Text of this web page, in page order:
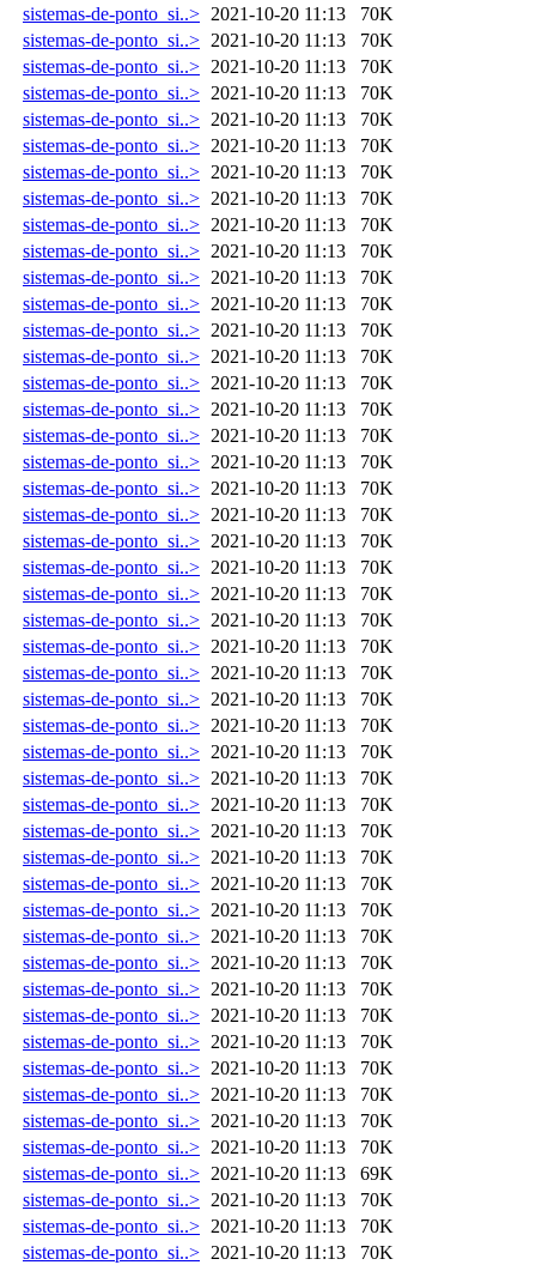
sistemas-de-ponto_si..> 2021-10-20 11:13
70K
sistemas-de-ponto_si..> 2021-10-20 11:13
70K
sistemas-de-ponto_si..> 2021-10-20 11:13
70K
sistemas-de-ponto_si..> 2021-10-20 11:13
70K
sistemas-de-ponto_si..> 2021-10-20 11:13
70K
sistemas-de-ponto_si..> 2021-10-20 11:13
70K
sistemas-de-ponto_si..> 2021-10-20 11:13
70K
sistemas-de-ponto_si..> 2021-10-20 11:13
70K
sistemas-de-ponto_si..> 2021-10-20 11:13
70K
sistemas-de-ponto_si..> 2021-10-20 11:13
70K
sistemas-de-ponto_si..> 2021-10-20 11:13
70K
sistemas-de-ponto_si..> 2021-10-20 11:13
70K
sistemas-de-ponto_si..> 2021-10-20 11:13
70K
sistemas-de-ponto_si..> 2021-10-20 11:13
70K
sistemas-de-ponto_si..> 2021-10-20 11:13
70K
sistemas-de-ponto_si..> 2021-10-20 11:13
70K
sistemas-de-ponto_si..> 2021-10-20 11:13
70K
sistemas-de-ponto_si..> 2021-10-20 11:13
70K
sistemas-de-ponto_si..> 2021-10-20 11:13
70K
sistemas-de-ponto_si..> 2021-10-20 11:13
70K
sistemas-de-ponto_si..> 2021-10-20 11:13
70K
sistemas-de-ponto_si..> 2021-10-20 11:13
70K
sistemas-de-ponto_si..> 2021-10-20 11:13
70K
sistemas-de-ponto_si..> 2021-10-20 11:13
70K
sistemas-de-ponto_si..> 2021-10-20 11:13
70K
sistemas-de-ponto_si..> 2021-10-20 11:13
70K
sistemas-de-ponto_si..> 2021-10-20 11:13
70K
sistemas-de-ponto_si..> 2021-10-20 11:13
70K
sistemas-de-ponto_si..> 2021-10-20 11:13
70K
sistemas-de-ponto_si..> 2021-10-20 11:13
70K
sistemas-de-ponto_si..> 2021-10-20 11:13
70K
sistemas-de-ponto_si..> 2021-10-20 11:13
70K
sistemas-de-ponto_si..> 2021-10-20 11:13
70K
sistemas-de-ponto_si..> 2021-10-20 11:13
70K
sistemas-de-ponto_si..> 2021-10-20 11:13
70K
sistemas-de-ponto_si..> 2021-10-20 11:13
70K
sistemas-de-ponto_si..> 2021-10-20 11:13
70K
sistemas-de-ponto_si..> 2021-10-20 11:13
70K
sistemas-de-ponto_si..> 2021-10-20 11:13
70K
sistemas-de-ponto_si..> 2021-10-20 11:13
70K
sistemas-de-ponto_si..> 2021-10-20 11:13
70K
sistemas-de-ponto_si..> 2021-10-20 11:13
70K
sistemas-de-ponto_si..> 2021-10-20 11:13
70K
sistemas-de-ponto_si..> 2021-10-20 11:13
70K
sistemas-de-ponto_si..> 2021-10-20 11:13
69K
sistemas-de-ponto_si..> 2021-10-20 11:13
70K
sistemas-de-ponto_si..> 2021-10-20 11:13
70K
sistemas-de-ponto_si..> 2021-10-20 11:13
70K